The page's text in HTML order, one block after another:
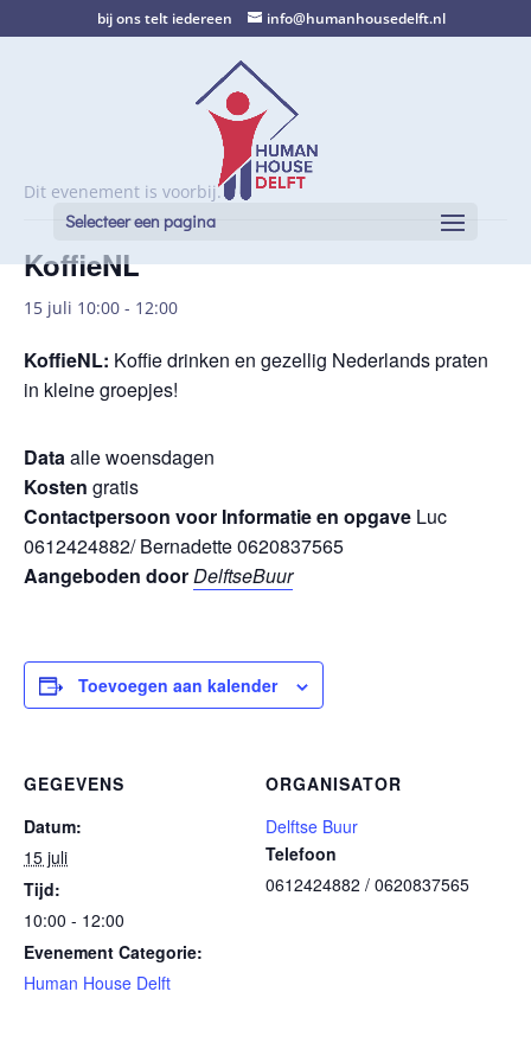
bij ons telt iedereen info@humanhousedelft.nl
Selecteer een pagina
Dit evenement is voorbij.
KoffieNL
15 juli 10:00 - 12:00
KoffieNL: Koffie drinken en gezellig Nederlands praten
in kleine groepjes!
Dataalle woensdagen
Kosten gratis
Contactpersoon voor Informatie en opgave Luc
0612424882/ Bernadette 0620837565
Aangeboden doorDelftseBuur
Toevoegen aan kalender
GEGEVENS
Datum:
15 juli
Tijd:
10:00 - 12:00
Evenement Categorie:
Human House Delft
ORGANISATOR
Delftse Buur
Telefoon
0612424882 / 0620837565